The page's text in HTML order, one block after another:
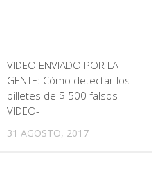
VIDEO ENVIADO POR LA
GENTE: Cómo detectar los
billetes de $ 500 falsos -
VIDEO-
31 AGOSTO, 2017